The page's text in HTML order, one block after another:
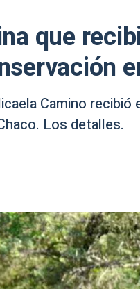
que
Camino recibió
Los detalles.